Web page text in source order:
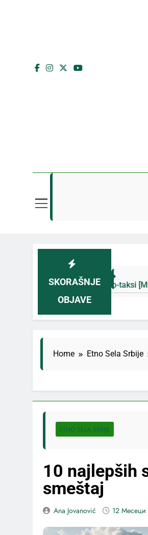
SKORAŠNJE
OBJAVE
novih eko-taksi [Mapa]
Home Etno Sela Srbije
ETNO SELA SRBIJE
10 najlepših
smeštaj
Ana Jovanović 12